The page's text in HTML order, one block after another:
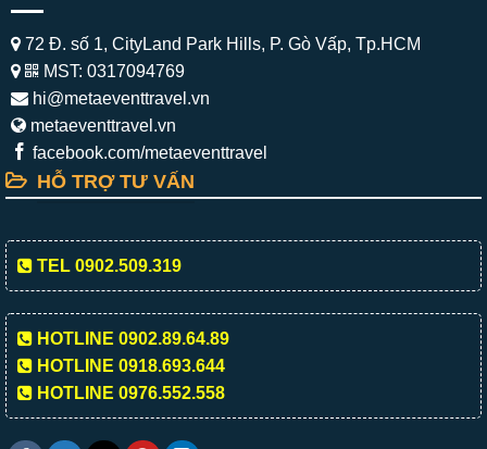
72 Đ. số 1, CityLand Park Hills, P. Gò Vấp, Tp.HCM
MST: 0317094769
hi@metaeventtravel.vn
metaeventtravel.vn
facebook.com/metaeventtravel
HỖ TRỢ TƯ VẤN
TEL 0902.509.319
HOTLINE 0902.89.64.89
HOTLINE 0918.693.644
HOTLINE 0976.552.558